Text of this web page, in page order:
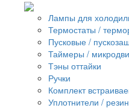
Лампы для
Термостаты /
Пусковые /
Таймеры /
Тэны оттайки
Ручки
Комплект
Уплотнители /